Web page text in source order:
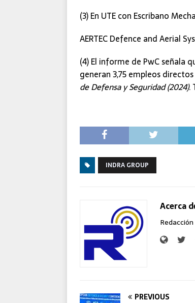
(3) En UTE con Escribano
AERTEC Defence and Aerial
(4) El informe de PwC señala
generan 3,75 empleos
de Defensa y Seguridad (2024).
INDRA GROUP
Acerca
Redacción
PREVIOUS